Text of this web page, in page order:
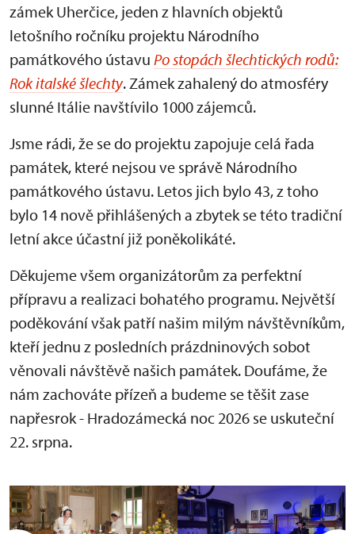
zámek Uherčice, jeden z hlavních objektů
letošního ročníku projektu Národního
památkového ústavu Po stopách šlechtických rodů:
Rok italské šlechty. Zámek zahalený do atmosféry
slunné Itálie navštívilo 1000 zájemců.
Jsme rádi, že se do projektu zapojuje celá řada
památek, které nejsou ve správě Národního
památkového ústavu. Letos jich bylo 43, z toho
bylo 14 nově přihlášených a zbytek se této tradiční
letní akce účastní již poněkolikáté.
Děkujeme všem organizátorům za perfektní
přípravu a realizaci bohatého programu. Největší
poděkování však patří našim milým návštěvníkům,
kteří jednu z posledních prázdninových sobot
věnovali návštěvě našich památek. Doufáme, že
nám zachováte přízeň a budeme se těšit zase
napřesrok - Hradozámecká noc 2026 se uskuteční
22. srpna.